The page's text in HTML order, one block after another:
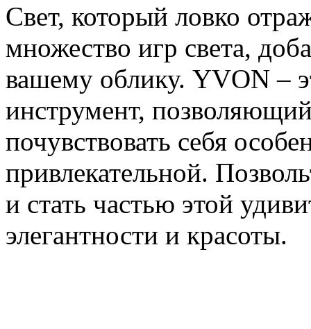
Свет, который ловко
множество игр света,
вашему облику. YVON –
инструмент,
почувствовать себя
привлекательной.
и стать частью этой
элегантности и красоты.